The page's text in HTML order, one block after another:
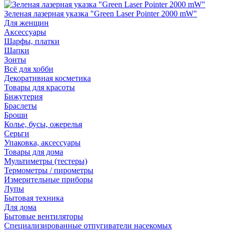
Зеленая лазерная указка "Green Laser Pointer 2000 mW"
Для женщин
Аксессуары
Шарфы, платки
Шапки
Зонты
Всё для хобби
Декоративная косметика
Товары для красоты
Бижутерия
Браслеты
Броши
Колье, бусы, ожерелья
Серьги
Упаковка, аксессуары
Товары для дома
Мультиметры (тестеры)
Термометры / пирометры
Измерительные приборы
Лупы
Бытовая техника
Для дома
Бытовые вентиляторы
Специализированные отпугиватели насекомых